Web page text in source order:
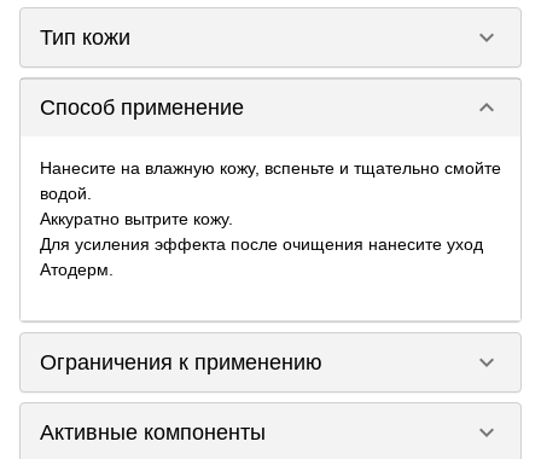
Тип кожи keyboard_arrow_down
Способ применение keyboard_arrow_down
Нанесите на влажную кожу, вспеньте и тщательно смойте
водой.
Аккуратно вытрите кожу.
Для усиления эффекта после очищения нанесите уход
Атодерм.
Ограничения к применению keyboard_arrow_down
Активные компоненты keyboard_arrow_down